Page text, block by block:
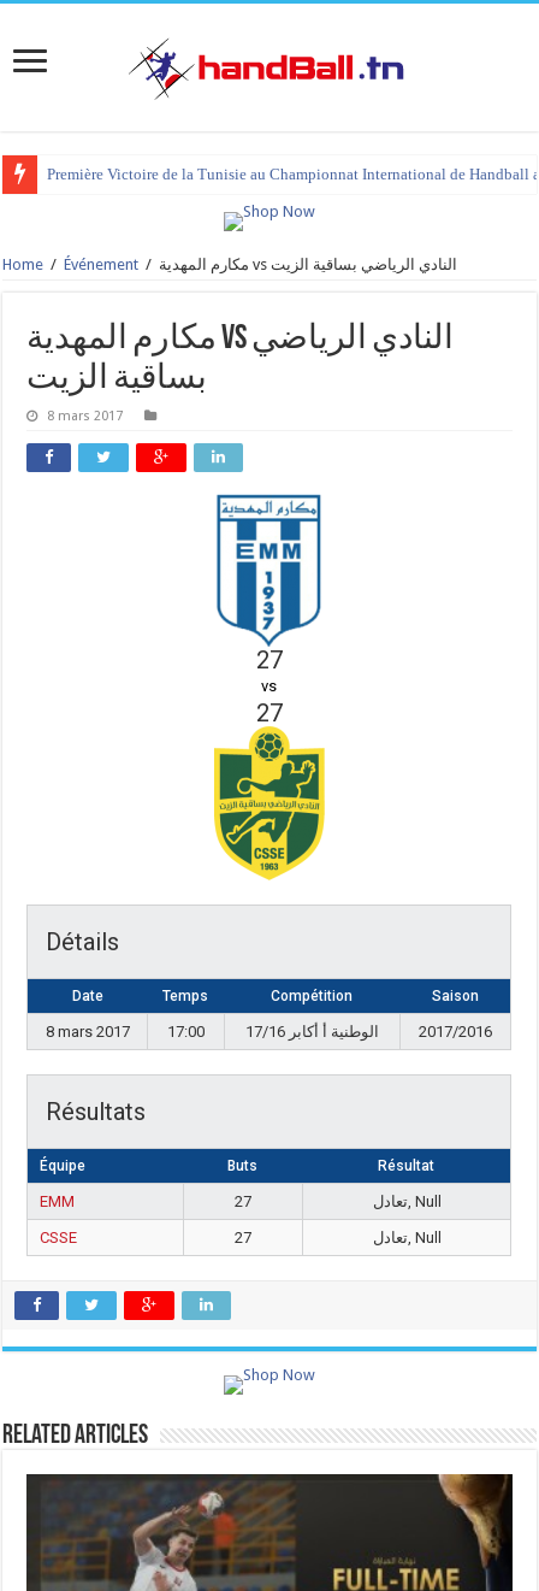
Première Victoire de la Tunisie au Championnat International de Handball
Home / Événement / مكارم المهدية vs النادي الرياضي بساقية الزيت
مكارم المهدية vs النادي الرياضي
بساقية الزيت
8 mars 2017
27
vs
27
Détails
Date Temps Compétition Saison
8 mars 2017 17:00 17/16 الوطنية أ أكابر 2017/2016
Résultats
Équipe Buts Résultat
EMM 27
تعادل, Null
CSSE
27 تعادل, Null
Related Articles